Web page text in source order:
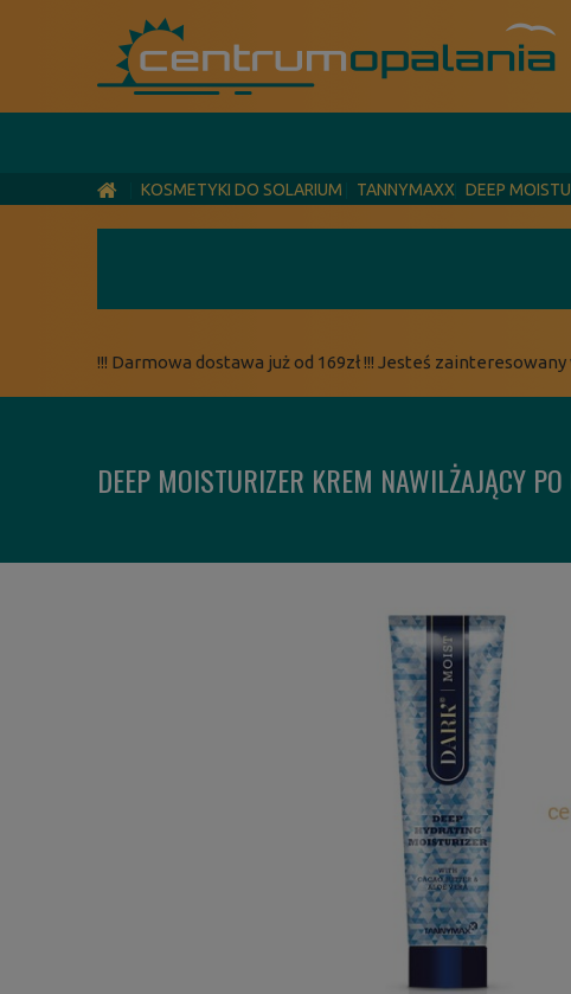
KOSMETYKI DO SOLARIUM TANNYMAXX DEEP
!!! Darmowa dostawa już od 169zł !!! Jesteś
DEEP MOISTURIZER KREM NAWILŻAJĄCY